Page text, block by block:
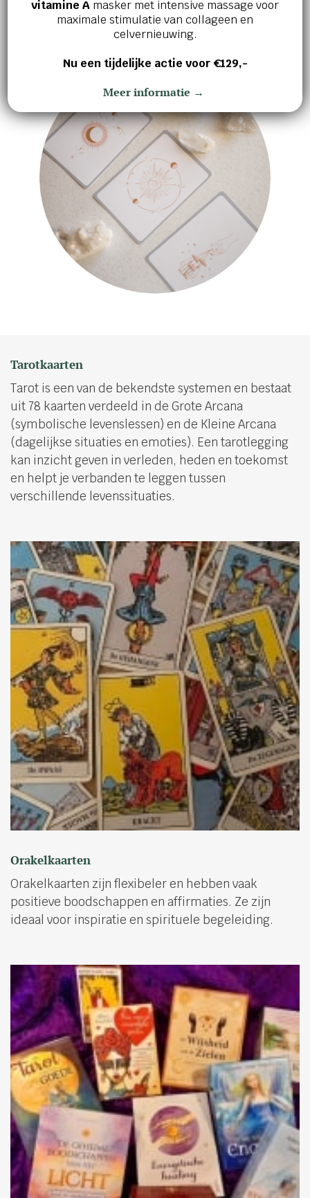
versterken.
Tarotkaarten
Tarot is een van de bekendste systemen en bestaat
uit 78 kaarten verdeeld in de Grote Arcana
(symbolische levenslessen) en de Kleine Arcana
(dagelijkse situaties en emoties). Een tarotlegging
kan inzicht geven in verleden, heden en toekomst
en helpt je verbanden te leggen tussen
verschillende levenssituaties.
Orakelkaarten
Orakelkaarten zijn flexibeler en hebben vaak
positieve boodschappen en affirmaties. Ze zijn
ideaal voor inspiratie en spirituele begeleiding.
vitamine A masker met intensive massage voor
maximale stimulatie van collageen en
celvernieuwing.
Nu een tijdelijke actie voor €129,-
Meer informatie →